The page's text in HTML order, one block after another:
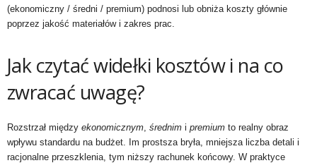
(ekonomiczny / średni / premium) podnosi lub obniża koszty głównie
poprzez jakość materiałów i zakres prac.
Jak czytać widełki kosztów i na co
zwracać uwagę?
Rozstrzał między ekonomicznym, średnim i premium to realny obraz
wpływu standardu na budżet. Im prostsza bryła, mniejsza liczba detali i
racjonalne przeszklenia, tym niższy rachunek końcowy. W praktyce